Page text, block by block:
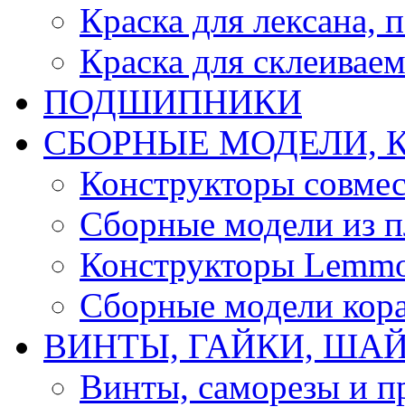
Краска для лексана,
Краска для
ПОДШИПНИКИ
CБОРНЫЕ МОДЕЛИ,
Конструкторы
Сборные модели из
Конструкторы
Сборные модели
ВИНТЫ, ГАЙКИ,
Винты, саморезы и